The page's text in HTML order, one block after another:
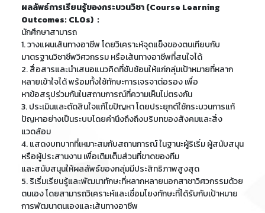
ผลลัพธ์การเรียนรู้ของกระบวนวิชา (Course Learning
Outcomes: CLOs) :
นักศึกษาสามารถ
1. วางแผนเส้นทางอาชีพ โดยวิเคราะห์จุดแข็งของตนเทียบกับ
มาตรฐานวิชาชีพวิศวกรรม หรือเส้นทางอาชีพที่สนใจได้
2. สื่อสารและนำเสนอแนวคิดที่ชับซ้อนให้แก่กลุ่มเป้าหมายที่หลาก
หลายเข้าใจได้ พร้อมทั้งใช้ทักษะการเจรจาต่อรอง เพื่อ
หาข้อสรุปร่วมกันในสถานการณ์ที่ความเห็นไม่ตรงกัน
3. ประเมินและตัดสินใจแก้ไขปัญหา โดยประยุกต์ใช้กระบวนการแก้
ปัญหาอย่างเป็นระบบโดยคำนึงถึงถึงบริบทของสังคมและสิ่ง
แวดล้อม
4. แสดงบทบาทที่เหมาะสมกับสถานการณ์ ในฐานะผู้ริเริ่ม ผู้สนับสนุน
หรือผู้ประสานงาน เพื่อเติมเต็มส่วนที่ขาดของทีม
และสนับสนุนให้ผลลัพธ์ของกลุ่มมีประสิทธิภาพสูงสุด
5. ริเริ่มเรียนรู้และพัฒนาทักษะที่หลากหลายนอกสาชาวิศวกรรมด้วย
ตนเอง โดยสามารถวิเคราะห์และเชื่อมโยงทักษะที่ได้รับกับเป้าหมาย
การพัฒนาตนเองและเส้นทางอาชีพ